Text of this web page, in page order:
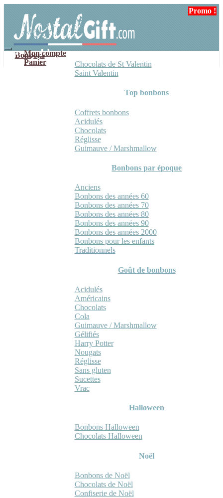
navigation
contenu
Mon compte
Panier
Bonbons
Chocolats de St Valentin
Saint Valentin
Top bonbons
Coffrets bonbons
Acidulés
Chocolats
Réglisse
Guimauve / Marshmallow
Bonbons par époque
Anciens
Bonbons des années 60
Bonbons des années 70
Bonbons des années 80
Bonbons des années 90
Bonbons des années 2000
Bonbons pour les enfants
Traditionnels
Goût de bonbons
Acidulés
Américains
Chocolats
Cola
Guimauve / Marshmallow
Gélifiés
Harry Potter
Nougats
Réglisse
Sans gluten
Sucettes
Vrac
Halloween
Bonbons Halloween
Chocolats Halloween
Noël
Bonbons de Noël
Chocolats de Noël
Confiserie de Noël
Promo !
Promo !
Promo !